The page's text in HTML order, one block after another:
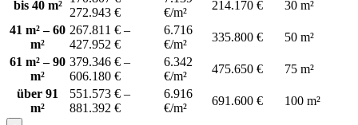
bis 40 m²
272.943 €
€/m²
214.170 €
30 m²
41 m² – 60
m²
267.811 € –
427.952 €
6.716
€/m²
335.800 €
50 m²
61 m² – 90
m²
379.346 € –
606.180 €
6.342
€/m²
475.650 €
75 m²
über 91
m²
551.573 € –
881.392 €
6.916
€/m²
691.600 € 100 m²